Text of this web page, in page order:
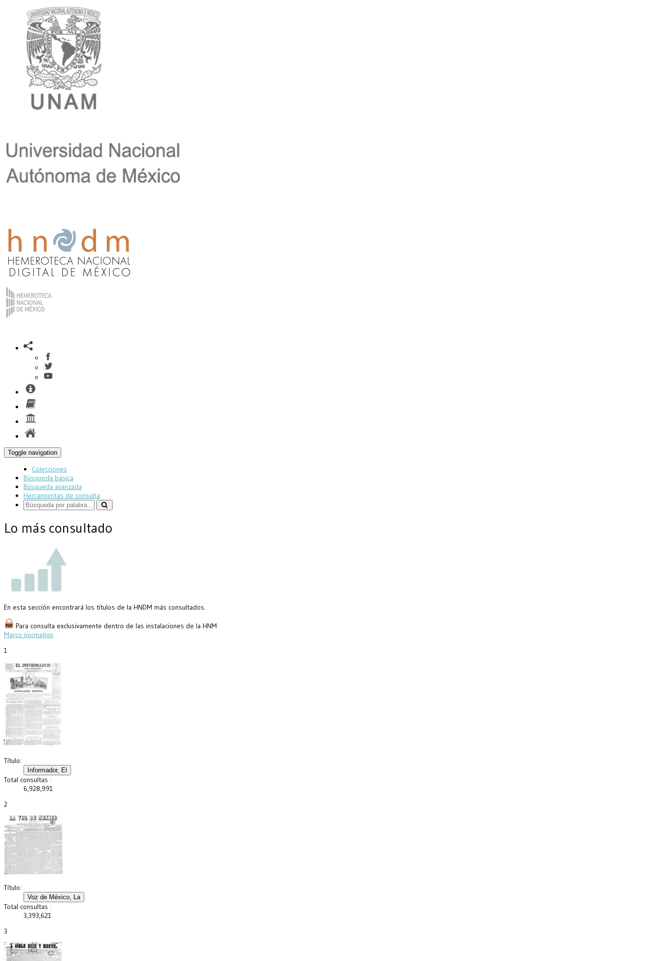
Toggle navigation
Colecciones
Búsqueda básica
Búsqueda avanzada
Herramientas de consulta
Lo más consultado
En esta sección encontrará los títulos de la HNDM más consultados.
Para consulta exclusivamente dentro de las instalaciones de la HNM
Marco normativo
1
Título:
Total consultas :
6,928,991
2
Título:
Total consultas :
3,393,621
3